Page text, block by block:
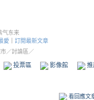
气东来
愛
訂閱最新文章
市／討論區／
投票區 影像館
看回應文